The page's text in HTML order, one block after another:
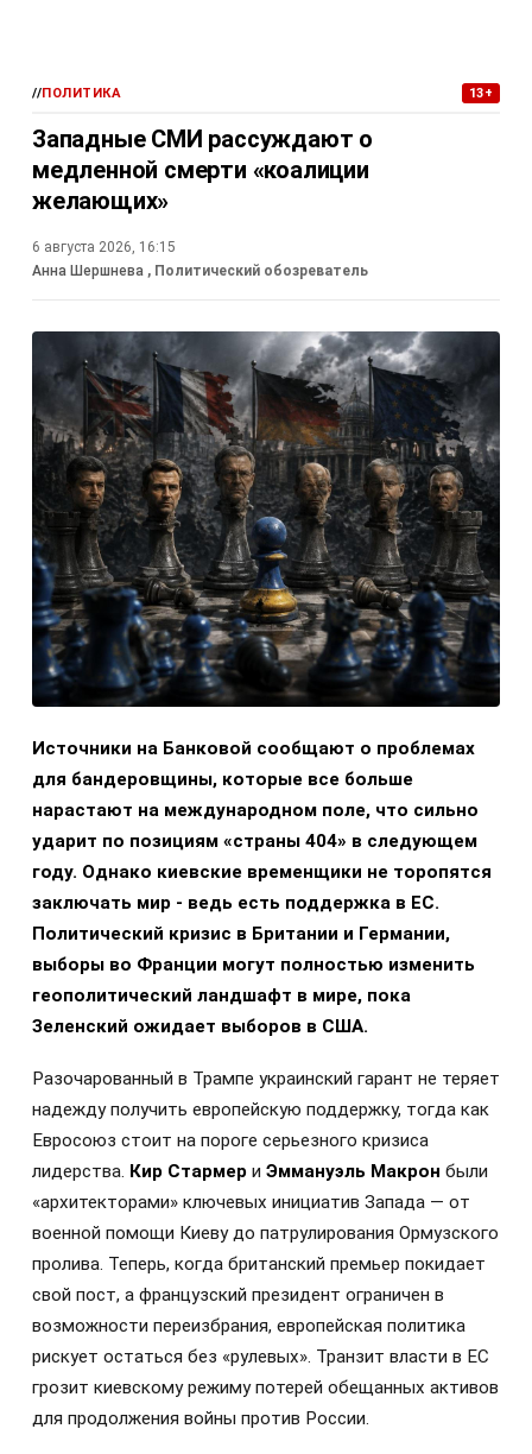
//ПОЛИТИКА 13+
Западные СМИ рассуждают о
медленной смерти «коалиции
желающих»
6 августа 2026, 16:15
Анна Шершнева , Политический обозреватель
Источники на Банковой сообщают о проблемах
для бандеровщины, которые все больше
нарастают на международном поле, что сильно
ударит по позициям «страны 404» в следующем
году. Однако киевские временщики не торопятся
заключать мир - ведь есть поддержка в ЕС.
Политический кризис в Британии и Германии,
выборы во Франции могут полностью изменить
геополитический ландшафт в мире, пока
Зеленский ожидает выборов в США.
Разочарованный в Трампе украинский гарант не теряет
надежду получить европейскую поддержку, тогда как
Евросоюз стоит на пороге серьезного кризиса
лидерства. Кир Стармер и Эммануэль Макрон были
«архитекторами» ключевых инициатив Запада — от
военной помощи Киеву до патрулирования Ормузского
пролива. Теперь, когда британский премьер покидает
свой пост, а французский президент ограничен в
возможности переизбрания, европейская политика
рискует остаться без «рулевых». Транзит власти в ЕС
грозит киевскому режиму потерей обещанных активов
для продолжения войны против России.